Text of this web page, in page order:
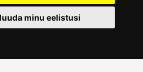
minu eelistusi